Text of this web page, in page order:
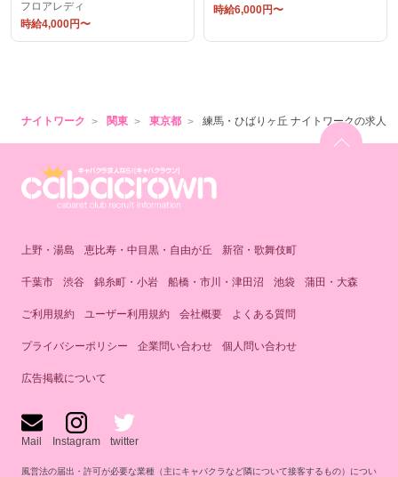
フロアレディ
時給4,000円〜
時給6,000円〜
ナイトワーク 関東 東京都 練馬・ひばりヶ丘 ナイトワークの求人
上野・湯島 恵比寿・中目黒・自由が丘 新宿・歌舞伎町
千葉市 渋谷 錦糸町・小岩 船橋・市川・津田沼 池袋 蒲田・大森
ご利用規約 ユーザー利用規約 会社概要 よくある質問
プライバシーポリシー 企業問い合わせ 個人問い合わせ
広告掲載について
Mail Instagram twitter
風営法の届出・許可が必要な業種（主にキャバクラなど隣について接客するもの）につい